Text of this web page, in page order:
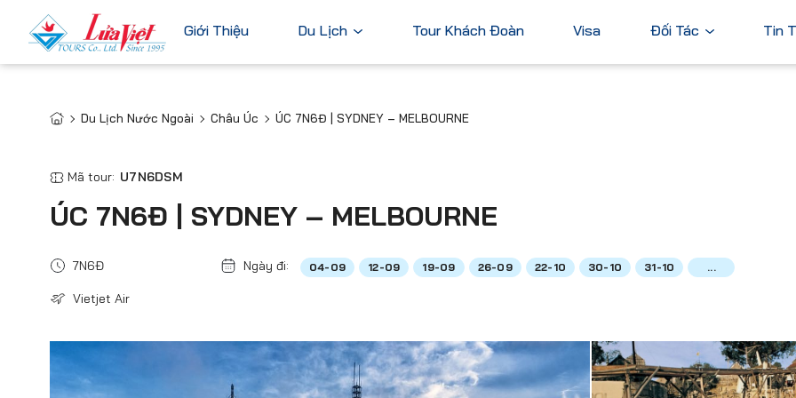
Giới Thiệu Du Lịch
Du Lịch Trong Nước
Tour Cao Cấp
Đức
Hà Lan
Hàn Quốc
Dubai
Tour Khách Đoàn Visa Đối Tác Tin
Du Lịch Nước Ngoài Châu Úc ÚC 7N6Đ | SYDNEY – MELBOURNE
Mã tour: U7N6DSM
ÚC 7N6Đ | SYDNEY – MELBOURNE
7N6Đ Ngày đi: 04-09 12-09 19-09 26-09 22-10 30-10 31-10 ...
Vietjet Air